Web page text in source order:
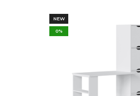
NEW
0%